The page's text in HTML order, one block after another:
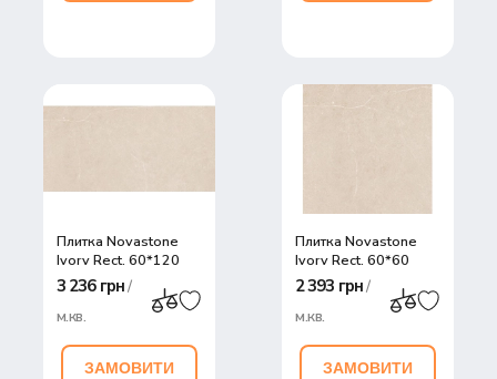
Плитка Novastone
Ivory Rect. 60*120
3 236 грн/
м.кв.
ЗАМОВИТИ
Плитка Novastone
Ivory Rect. 60*60
2 393 грн/
м.кв.
ЗАМОВИТИ